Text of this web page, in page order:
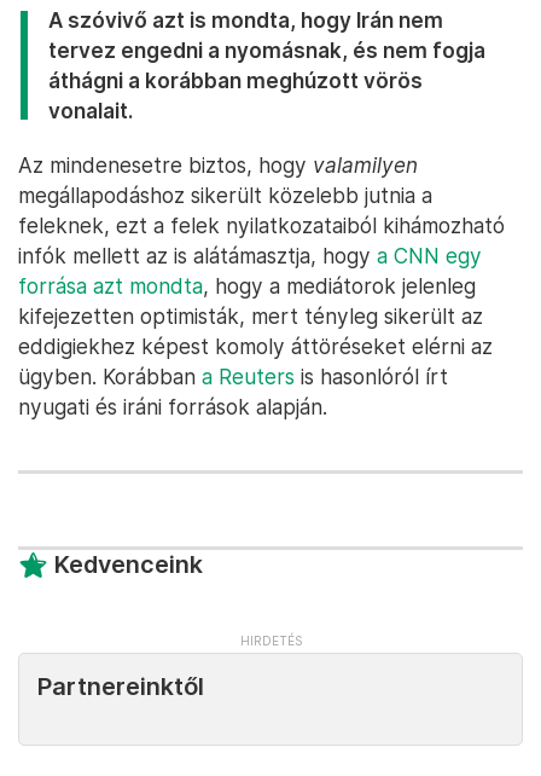
A szóvivő azt is mondta, hogy Irán nem
tervez engedni a nyomásnak, és nem fogja
áthágni a korábban meghúzott vörös
vonalait.
Az mindenesetre biztos, hogy valamilyen
megállapodáshoz sikerült közelebb jutnia a
feleknek, ezt a felek nyilatkozataiból kihámozható
infók mellett az is alátámasztja, hogy a CNN egy
forrása azt mondta, hogy a mediátorok jelenleg
kifejezetten optimisták, mert tényleg sikerült az
eddigiekhez képest komoly áttöréseket elérni az
ügyben. Korábban a Reuters is hasonlóról írt
nyugati és iráni források alapján.
Kedvenceink
Partnereinktől